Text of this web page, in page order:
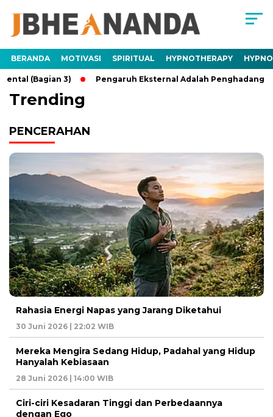
BERANDA MOTIVASI SPIRITUAL HYPNOTHERAPY
(Bagian 3) Pengaruh Eksternal Adalah Penghadang
Trending
PENCERAHAN
Rahasia Energi Napas yang Jarang Diketahui
30 Juni 2026 | 22:02 WIB
Mereka Mengira Sedang Hidup, Padahal yang Hidup
Hanyalah Kebiasaan
28 Juni 2026 | 14:00 WIB
Ciri-ciri Kesadaran Tinggi dan Perbedaannya
dengan Ego